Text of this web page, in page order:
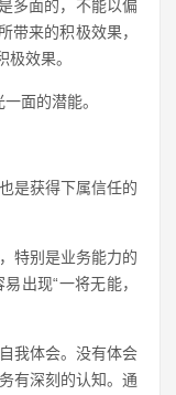
多面的，不能以偏
带来的积极效果，
效果。
面的潜能。
是获得下属信任的
特别是业务能力的
出现“一将无能，
我体会。没有体会
有深刻的认知。通